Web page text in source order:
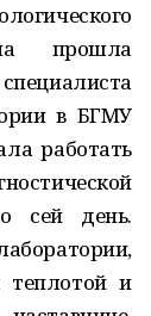
прошла
в БГМУ
работать
сей день.
теплотой и